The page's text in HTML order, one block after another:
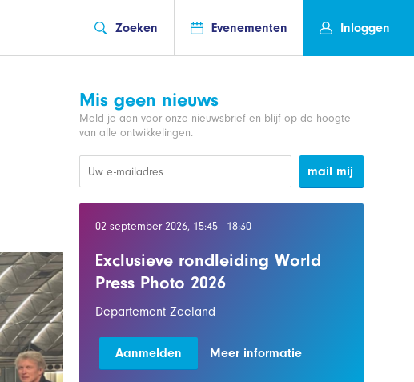
Zoeken Evenementen Inloggen
Mis geen nieuws
Meld je aan voor onze nieuwsbrief en blijf op de hoogte
van alle ontwikkelingen.
mail mij
02 september 2026, 15:45 - 18:30
Exclusieve rondleiding World
Press Photo 2026
Departement Zeeland
Aanmelden Meer informatie